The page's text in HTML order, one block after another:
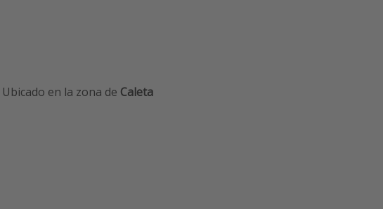
Ubicado en la zona de Caleta